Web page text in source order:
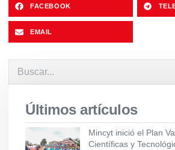
FACEBOOK
EMAIL
Últimos artículos
Mincyt inició el Plan
Científicas y